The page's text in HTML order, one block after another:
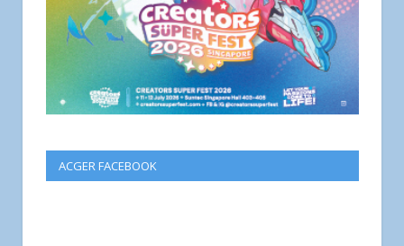
ACGER FACEBOOK